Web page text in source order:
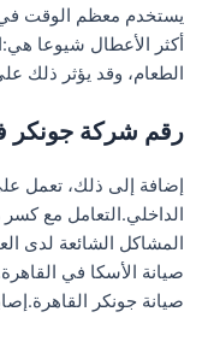
يستخدم معظم الوقت في
أكثر الأعطال شيوعا
الطعام، وقد يؤثر ذلك
رقم شركة جونكر
إضافة إلى ذلك، تعمل
الداخلي.التعامل مع كسر
المشاكل الشائعة لدى
صيانة الأسكا في
صيانة جونكر